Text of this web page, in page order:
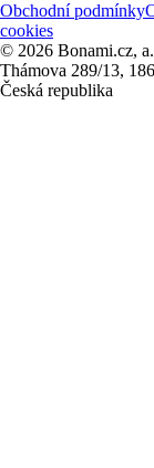
Obchodní podmínky
cookies
© 2026 Bonami.cz,
Thámova 289/13,
Česká republika